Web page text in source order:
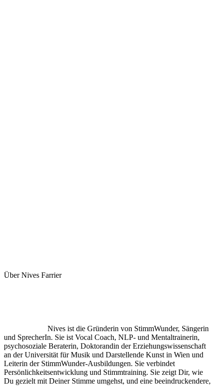
Über Nives Farrier
Nives ist die Gründerin von StimmWunder, Sängerin
und SprecherIn. Sie ist Vocal Coach, NLP- und Mentaltrainerin,
psychosoziale Beraterin, Doktorandin der Erziehungswissenschaft
an der Universität für Musik und Darstellende Kunst in Wien und
Leiterin der StimmWunder-Ausbildungen. Sie verbindet
Persönlichkeitsentwicklung und Stimmtraining. Sie zeigt Dir, wie
Du gezielt mit Deiner Stimme umgehst, und eine beeindruckendere,